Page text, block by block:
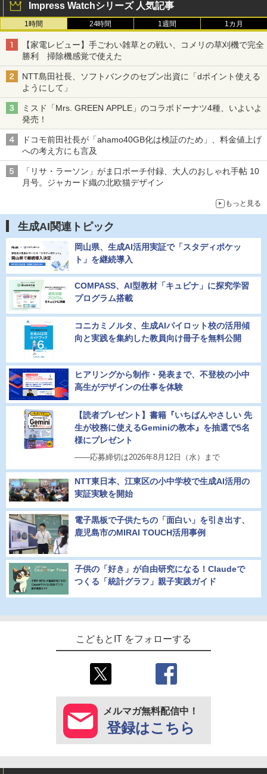
Impress Watchシリーズ 人気記事
1時間 24時間 1週間 1カ月
【家電レビュー】手ごわい雑草との戦い、コメリの草刈機で完全
勝利 掃除機感覚で使えた
NTT島田社長、ソフトバンクのセブン出資に「dポイント使える
ようにして」
ミスド「Mrs. GREEN APPLE」のコラボドーナツ4種、いよいよ
発売！
ドコモ前田社長が「ahamo40GB化は検証のため」、料金値上げ
への考え方にも言及
「リサ・ラーソン」がま口ポーチ付録、大人のおしゃれ手帖 10
月号。ジャカード織の北欧猫デザイン
もっと見る
生成AI関連トピック
岡山県、生成AI活用実証で「スタディポケッ
ト」を継続導入
COMPASS、AI型教材「キュビナ」に探究学習
プログラム搭載
コニカミノルタ、生成AIパイロット校の活用傾
向と実践を集約した教員向け冊子を無料公開
ヒアリングから制作・発表まで、不登校の小中
高生がデザインの仕事を体験
【読者プレゼント】書籍『いちばんやさしい 先
生が校務に使えるGeminiの教本』を抽選で5名
様にプレゼント
――応募締切は2026年8月12日（水）まで
NTT東日本、江東区の小中学校で生成AI活用の
実証実験を開始
電子黒板で子供たちの「面白い」を引き出す、
鹿児島市のMIRAI TOUCH活用事例
子供の「好き」が自由研究になる！Claudeで
つくる「統計グラフ」親子実践ガイド
こどもとIT をフォローする
メルマガ無料配信中！
登録はこちら